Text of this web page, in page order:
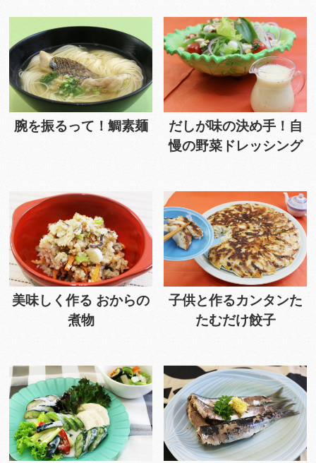
腕を振るって！鯛素麺
だしが味の決め手！自
慢の野菜ドレッシング
美味しく作る おからの
煮物
子供と作るカンタンた
たむだけ餃子